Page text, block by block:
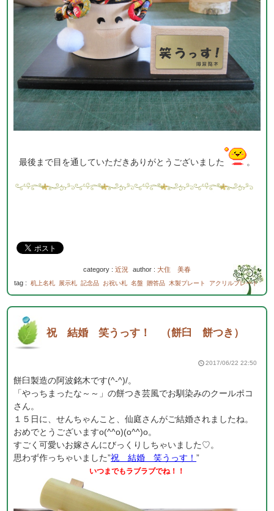
最後まで目を通していただきありがとうございました 。
category : 近況 author :大住 美春
tag : 机上名札 展示札 記念品 お祝い札 名盤 贈答品 木製プレート アクリルプレート
祝 結婚 笑うっす！ （餅臼 餅つき）
2017/06/22 22:50
餅臼製造の阿波銘木です(^-^)/。
「やっちまったな～～」の餅つき芸風でお馴染みのクールポコ
さん。
１５日に、せんちゃんこと、仙庭さんがご結婚されましたね。
おめでとうございますo(^^o)(o^^)o。
すごく可愛いお嫁さんにびっくりしちゃいました♡。
思わず作っちゃいました”祝 結婚 笑うっす！”
いつまでもラブラブでね！！